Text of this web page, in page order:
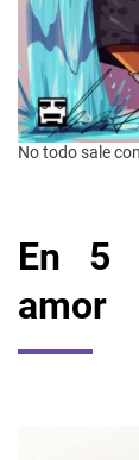
No todo sale
En 5
amor